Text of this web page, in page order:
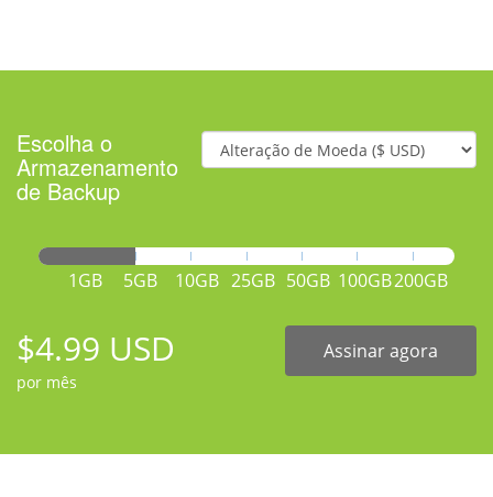
Escolha o
Armazenamento
de Backup
1GB 5GB 10GB 25GB 50GB 100GB200GB
$4.99 USD
por mês
Assinar agora